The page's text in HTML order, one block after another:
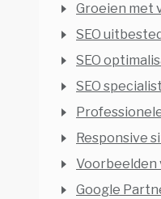
Groeien met
SEO
SEO
SEO
Responsive
Voorbeelden
Google